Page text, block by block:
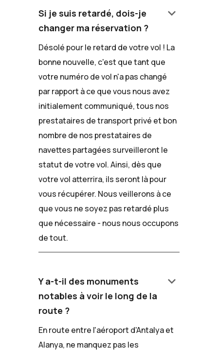
Si je suis retardé, dois-je
changer ma réservation ?
keyboard_arrow_down
Désolé pour le retard de votre vol ! La
bonne nouvelle, c'est que tant que
votre numéro de vol n'a pas changé
par rapport à ce que vous nous avez
initialement communiqué, tous nos
prestataires de transport privé et bon
nombre de nos prestataires de
navettes partagées surveilleront le
statut de votre vol. Ainsi, dès que
votre vol atterrira, ils seront là pour
vous récupérer. Nous veillerons à ce
que vous ne soyez pas retardé plus
que nécessaire - nous nous occupons
de tout.
Y a-t-il des monuments
notables à voir le long de la
route ?
keyboard_arrow_down
En route entre l'aéroport d'Antalya et
Alanya, ne manquez pas les